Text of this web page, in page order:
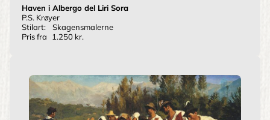
Haven i Albergo del Liri Sora
P.S. Krøyer
Stilart:
Skagensmalerne
Pris fra
1.250 kr.